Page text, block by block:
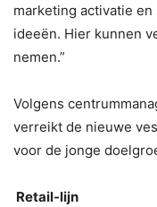
marketing activatie
ideeën. Hier kunnen
nemen.”
Volgens
verreikt de nieuwe
voor de jonge
Retail-lijn